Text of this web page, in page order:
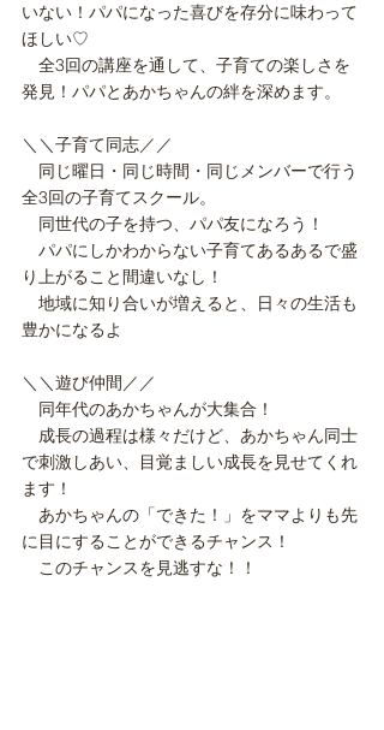
いない！パパになった喜びを存分に味わって
ほしい♡
全3回の講座を通して、子育ての楽しさを
発見！パパとあかちゃんの絆を深めます。
＼＼子育て同志／／
同じ曜日・同じ時間・同じメンバーで行う
全3回の子育てスクール。
同世代の子を持つ、パパ友になろう！
​　パパにしかわからない子育てあるあるで盛
り上がること間違いなし！
​　地域に知り合いが増えると、日々の生活も
豊かになるよ
＼＼遊び仲間／／
同年代のあかちゃんが大集合！
成長の過程は様々だけど、あかちゃん同士
で刺激しあい、目覚ましい成長を見せてくれ
ます！
あかちゃんの「できた！」をママよりも先
に目にすることができるチャンス！
​　このチャンスを見逃すな！！